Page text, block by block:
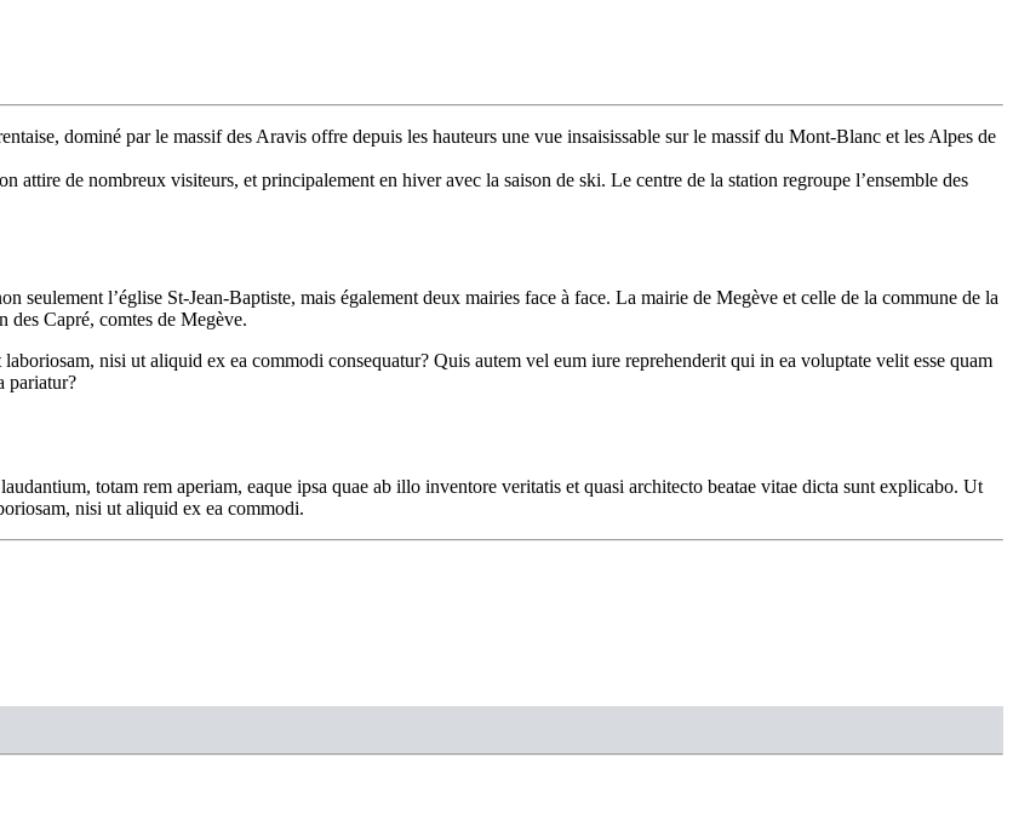
dominé par le massif des Aravis offre depuis les hauteurs une vue insaisissable sur le massif du Mont-Blanc et les Alpes de
attire de nombreux visiteurs, et principalement en hiver avec la saison de ski. Le centre de la station regroupe l’ensemble des
seulement l’église St-Jean-Baptiste, mais également deux mairies face à face. La mairie de Megève et celle de la commune de la
des Capré, comtes de Megève.
nisi ut aliquid ex ea commodi consequatur? Quis autem vel eum iure reprehenderit qui in ea voluptate velit esse quam
pariatur?
totam rem aperiam, eaque ipsa quae ab illo inventore veritatis et quasi architecto beatae vitae dicta sunt explicabo. Ut
nisi ut aliquid ex ea commodi.